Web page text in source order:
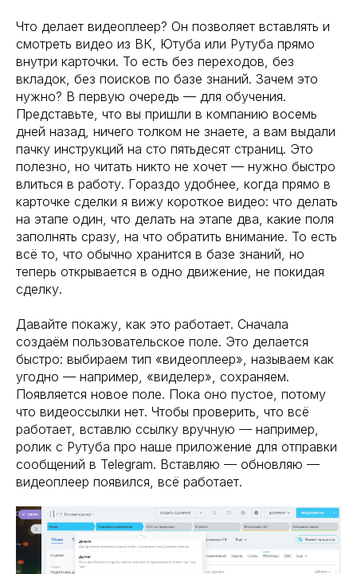
Что делает видеоплеер? Он позволяет вставлять и
смотреть видео из ВК, Ютуба или Рутуба прямо
внутри карточки. То есть без переходов, без
вкладок, без поисков по базе знаний. Зачем это
нужно? В первую очередь — для обучения.
Представьте, что вы пришли в компанию восемь
дней назад, ничего толком не знаете, а вам выдали
пачку инструкций на сто пятьдесят страниц. Это
полезно, но читать никто не хочет — нужно быстро
влиться в работу. Гораздо удобнее, когда прямо в
карточке сделки я вижу короткое видео: что делать
на этапе один, что делать на этапе два, какие поля
заполнять сразу, на что обратить внимание. То есть
всё то, что обычно хранится в базе знаний, но
теперь открывается в одно движение, не покидая
сделку.
Давайте покажу, как это работает. Сначала
создаём пользовательское поле. Это делается
быстро: выбираем тип «видеоплеер», называем как
угодно — например, «виделер», сохраняем.
Появляется новое поле. Пока оно пустое, потому
что видеоссылки нет. Чтобы проверить, что всё
работает, вставлю ссылку вручную — например,
ролик с Рутуба про наше приложение для отправки
сообщений в Telegram. Вставляю — обновляю —
видеоплеер появился, всё работает.